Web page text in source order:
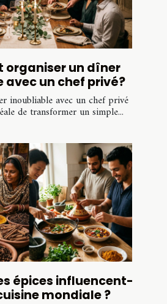
organiser un dîner
avec un chef privé?
inoubliable avec un chef privé
de transformer un simple...
épices influencent-
mondiale ?